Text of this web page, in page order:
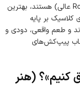
به دنبال بوی خوشایند در محیط (Room Note عالی) هستند، بهترین
بر پایه
و طعم واقعی، دودی و
پیپ‌کش‌های
کنیم»؟ (هنر